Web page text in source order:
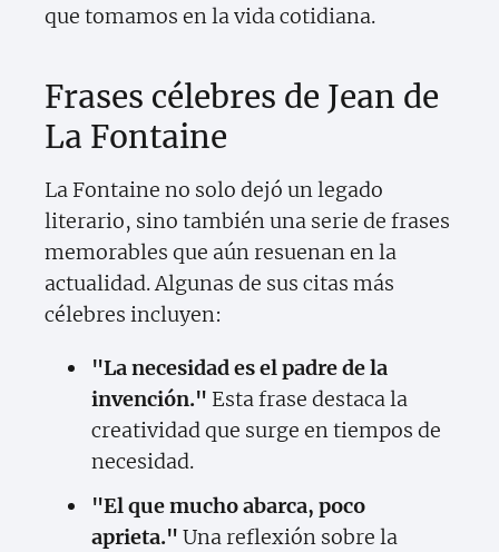
que tomamos en la vida cotidiana.
Frases célebres de Jean de
La Fontaine
La Fontaine no solo dejó un legado
literario, sino también una serie de frases
memorables que aún resuenan en la
actualidad. Algunas de sus citas más
célebres incluyen:
"La necesidad es el padre de la
invención." Esta frase destaca la
creatividad que surge en tiempos de
necesidad.
"El que mucho abarca, poco
aprieta." Una reflexión sobre la